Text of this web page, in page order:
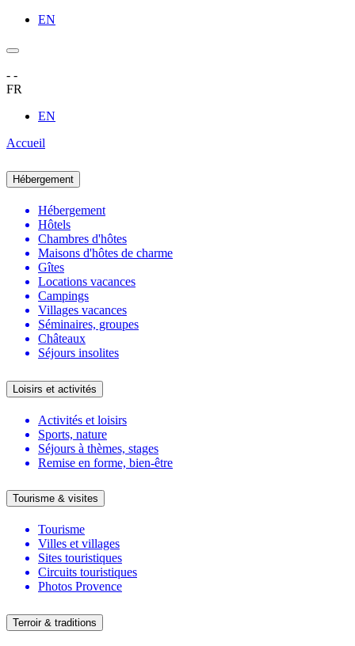
EN
- -
FR
EN
Accueil
Hébergement
Hébergement
Hôtels
Chambres d'hôtes
Maisons d'hôtes de charme
Gîtes
Locations vacances
Campings
Villages vacances
Séminaires, groupes
Châteaux
Séjours insolites
Loisirs et activités
Activités et loisirs
Sports, nature
Séjours à thèmes, stages
Remise en forme, bien-être
Tourisme & visites
Tourisme
Villes et villages
Sites touristiques
Circuits touristiques
Photos Provence
Terroir & traditions